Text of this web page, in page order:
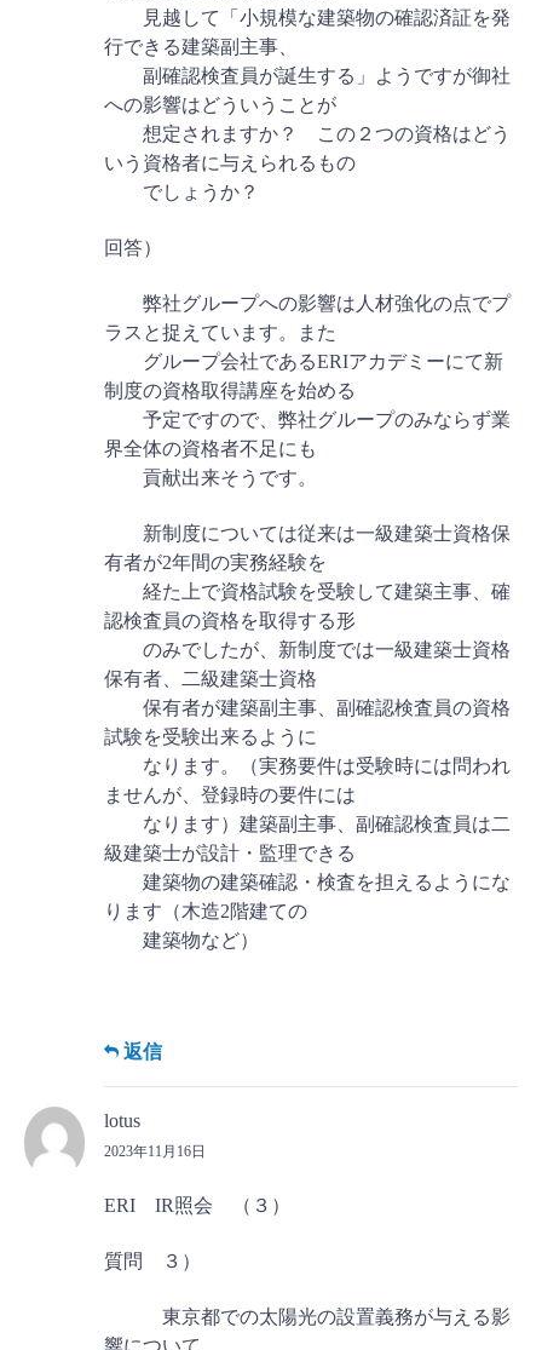
見越して「小規模な建築物の確認済証を発
行できる建築副主事、
副確認検査員が誕生する」ようですが御社
への影響はどういうことが
想定されますか？ この２つの資格はどう
いう資格者に与えられるもの
でしょうか？
回答）
弊社グループへの影響は人材強化の点でプ
ラスと捉えています。また
グループ会社であるERIアカデミーにて新
制度の資格取得講座を始める
予定ですので、弊社グループのみならず業
界全体の資格者不足にも
貢献出来そうです。
新制度については従来は一級建築士資格保
有者が2年間の実務経験を
経た上で資格試験を受験して建築主事、確
認検査員の資格を取得する形
のみでしたが、新制度では一級建築士資格
保有者、二級建築士資格
保有者が建築副主事、副確認検査員の資格
試験を受験出来るように
なります。（実務要件は受験時には問われ
ませんが、登録時の要件には
なります）建築副主事、副確認検査員は二
級建築士が設計・監理できる
建築物の建築確認・検査を担えるようにな
ります（木造2階建ての
建築物など）
返信
lotus
2023年11月16日
ERI IR照会 （３）
質問 ３）
東京都での太陽光の設置義務が与える影
響について